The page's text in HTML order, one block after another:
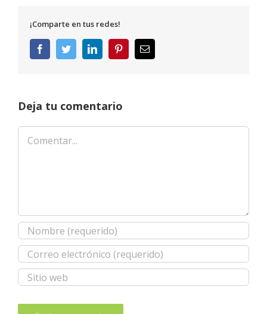
¡Comparte en tus redes!
FacebookTwitterLinkedInPinterestCorreo
electrónico
Deja tu comentario
Comentar